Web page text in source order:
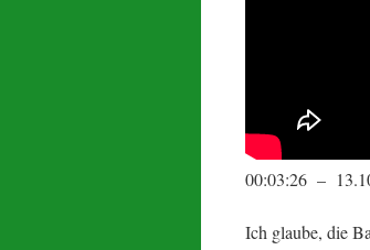
00:03:26 –
Ich glaube, die